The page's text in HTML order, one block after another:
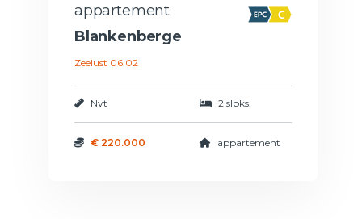
appartement
Blankenberge
Zeelust 06.02
Nvt 2 slpks.
€ 220.000 appartement